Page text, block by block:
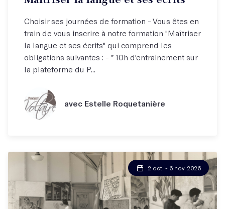
Choisir ses journées de formation - Vous êtes en
train de vous inscrire à notre formation "Maîtriser
la langue et ses écrits" qui comprend les
obligations suivantes : - * 10h d'entrainement sur
la plateforme du P...
avec Estelle Roquetanière
2 oct. - 6 nov. 2026